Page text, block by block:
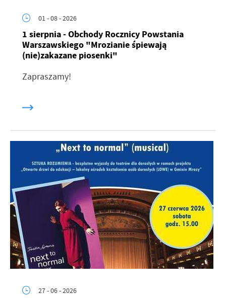
01 - 08 - 2026
1 sierpnia - Obchody Rocznicy Powstania
Warszawskiego "Mrozianie śpiewają
(nie)zakazane piosenki"
Zapraszamy!
27 - 06 - 2026